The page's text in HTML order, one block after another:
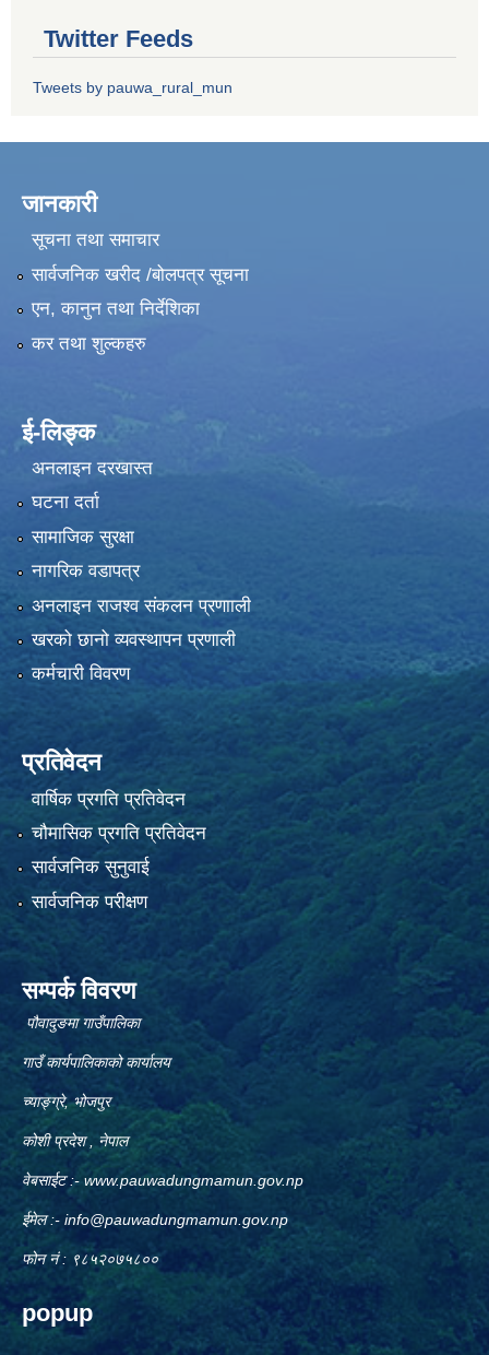
Twitter Feeds
Tweets by pauwa_rural_mun
जानकारी
सूचना तथा समाचार
सार्वजनिक खरीद /बोलपत्र सूचना
एन, कानुन तथा निर्देशिका
कर तथा शुल्कहरु
ई-लिङ्क
अनलाइन दरखास्त
घटना दर्ता
सामाजिक सुरक्षा
नागरिक वडापत्र
अनलाइन राजश्व संकलन प्रणााली
खरको छानो व्यवस्थापन प्रणाली
कर्मचारी विवरण
प्रतिवेदन
वार्षिक प्रगति प्रतिवेदन
चौमासिक प्रगति प्रतिवेदन
सार्वजनिक सुनुवाई
सार्वजनिक परीक्षण
सम्पर्क विवरण
पौवादुङमा गाउँपालिका
गाउँ कार्यपालिकाको कार्यालय
च्याङ्ग्रे, भोजपुर
कोशी प्रदेश , नेपाल
वेबसाईट :- www.pauwadungmamun.gov.np
ईमेल :- info@pauwadungmamun.gov.np
फोन नं : ९८५२०७५८००
popup